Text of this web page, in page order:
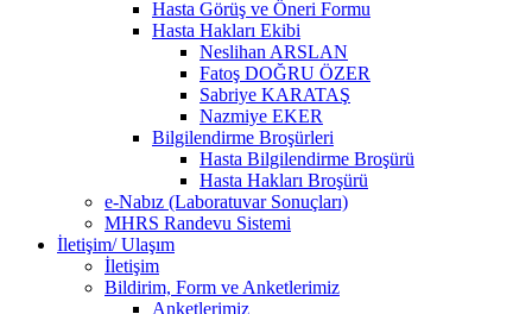
Hasta Görüş ve Öneri Formu
Hasta Hakları Ekibi
Neslihan ARSLAN
Fatoş DOĞRU ÖZER
Sabriye KARATAŞ
Nazmiye EKER
Bilgilendirme Broşürleri
Hasta Bilgilendirme Broşürü
Hasta Hakları Broşürü
e-Nabız (Laboratuvar Sonuçları)
MHRS Randevu Sistemi
İletişim/ Ulaşım
İletişim
Bildirim, Form ve Anketlerimiz
Anketlerimiz